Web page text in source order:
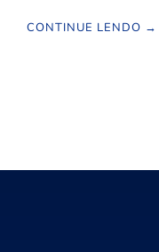
CONTINUE LENDO →